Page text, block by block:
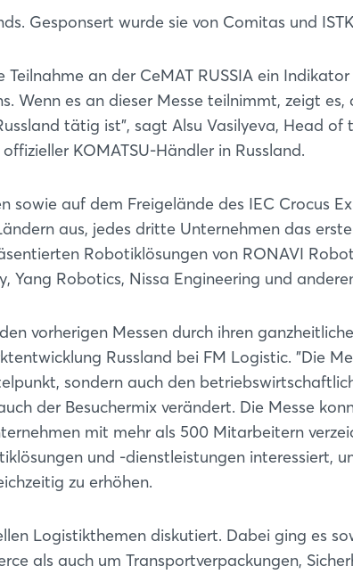
Gesponsert wurde sie von Comitas und
an der CeMAT RUSSIA ein
Wenn es an dieser Messe teilnimmt, zeigt es,
tätig ist", sagt Alsu Vasilyeva, Head of
KOMATSU-Händler in Russland.
sowie auf dem Freigelände des IEC Crocus
aus, jedes dritte Unternehmen das
Robotiklösungen von RONAVI
Yang Robotics, Nissa Engineering und
vorherigen Messen durch ihren
Russland bei FM Logistic. "Die
sondern auch den
der Besuchermix verändert. Die Messe
mit mehr als 500 Mitarbeitern
und -dienstleistungen interessiert,
zu erhöhen.
Logistikthemen diskutiert. Dabei ging es
als auch um Transportverpackungen,